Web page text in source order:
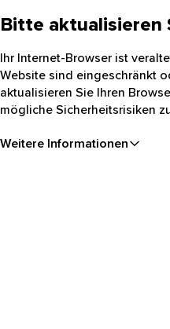
Bitte aktualisieren
Ihr Internet-Browser ist
Website sind eingeschränkt
aktualisieren Sie Ihren
mögliche Sicherheitsrisiken
Weitere Informationen